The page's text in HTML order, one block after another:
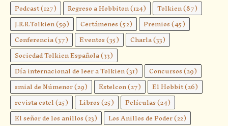
Podcast(127) Regreso a Hobbiton(124) Tolkien(87)
J.R.R.Tolkien(59) Certámenes(52) Premios(45)
Conferencia(37) Eventos(35) Charla(33)
Sociedad Tolkien Española(33)
Día internacional de leer a Tolkien(31) Concursos(29)
smial de Númenor(29) Estelcon(27) El Hobbit(26)
revista estel(25) Libros(25) Películas(24)
El señor de los anillos(23) Los Anillos de Poder(22)